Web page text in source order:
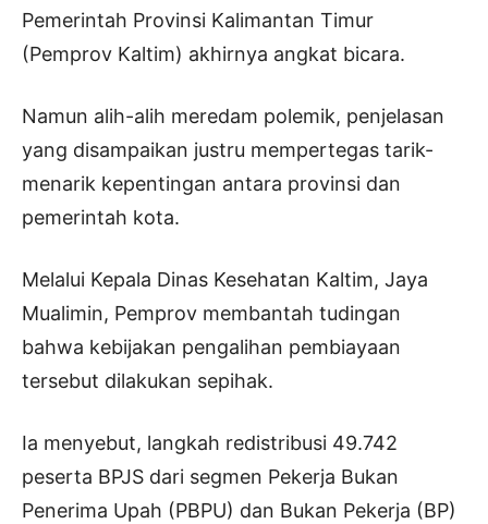
Pemerintah Provinsi Kalimantan Timur
(Pemprov Kaltim) akhirnya angkat bicara.
Namun alih-alih meredam polemik, penjelasan
yang disampaikan justru mempertegas tarik-
menarik kepentingan antara provinsi dan
pemerintah kota.
Melalui Kepala Dinas Kesehatan Kaltim, Jaya
Mualimin, Pemprov membantah tudingan
bahwa kebijakan pengalihan pembiayaan
tersebut dilakukan sepihak.
Ia menyebut, langkah redistribusi 49.742
peserta BPJS dari segmen Pekerja Bukan
Penerima Upah (PBPU) dan Bukan Pekerja (BP)